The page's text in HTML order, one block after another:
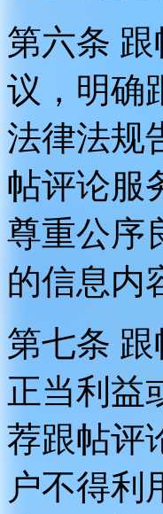
第六条
议，明确
法律法规
帖评论服
尊重公序
的信息内
第七条
正当利益
荐跟帖评
户不得利